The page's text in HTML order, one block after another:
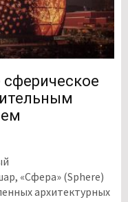
«Сфера» (Sphere)
архитектурных